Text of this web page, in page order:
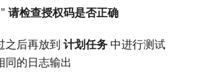
请检查授权码是否正确
之后再放到 计划任务中进行测试
同的日志输出